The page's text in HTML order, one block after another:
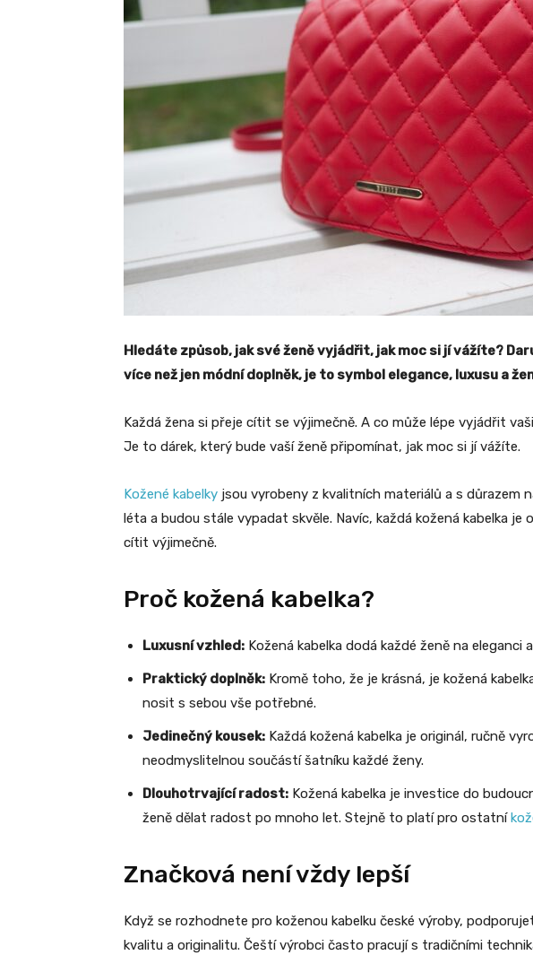
Hledáte způsob, jak své ženě vyjádřit, jak moc si jí vážíte?
více než jen módní doplněk, je to symbol elegance, luxusu a
Každá žena si přeje cítit se výjimečně. A co může lépe vyjádřit
Je to dárek, který bude vaší ženě připomínat, jak moc si jí vážíte.
Kožené kabelky jsou vyrobeny z kvalitních materiálů a s důrazem
léta a budou stále vypadat skvěle. Navíc, každá kožená kabelka je
cítit výjimečně.
Proč kožená kabelka?
Luxusní vzhled: Kožená kabelka dodá každé ženě na
Praktický doplněk: Kromě toho, že je krásná, je kožená
nosit s sebou vše potřebné.
Jedinečný kousek: Každá kožená kabelka je originál, ručně
neodmyslitelnou součástí šatníku každé ženy.
Dlouhotrvající radost: Kožená kabelka je investice do
ženě dělat radost po mnoho let. Stejně to platí pro ostatní
Značková není vždy lepší
Když se rozhodnete pro koženou kabelku české výroby,
kvalitu a originalitu. Čeští výrobci často pracují s tradičními